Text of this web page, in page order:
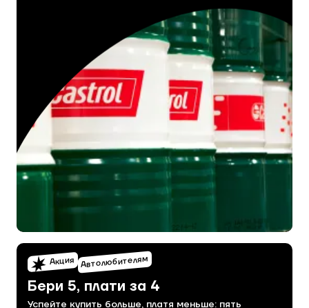
Акция Автолюбителям
Бери 5, плати за 4
Успейте купить больше, платя меньше: пять